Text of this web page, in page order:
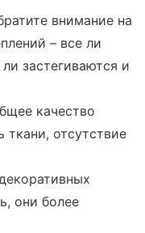
внимание на
– все ли
застегиваются и
качество
ткани, отсутствие
они более